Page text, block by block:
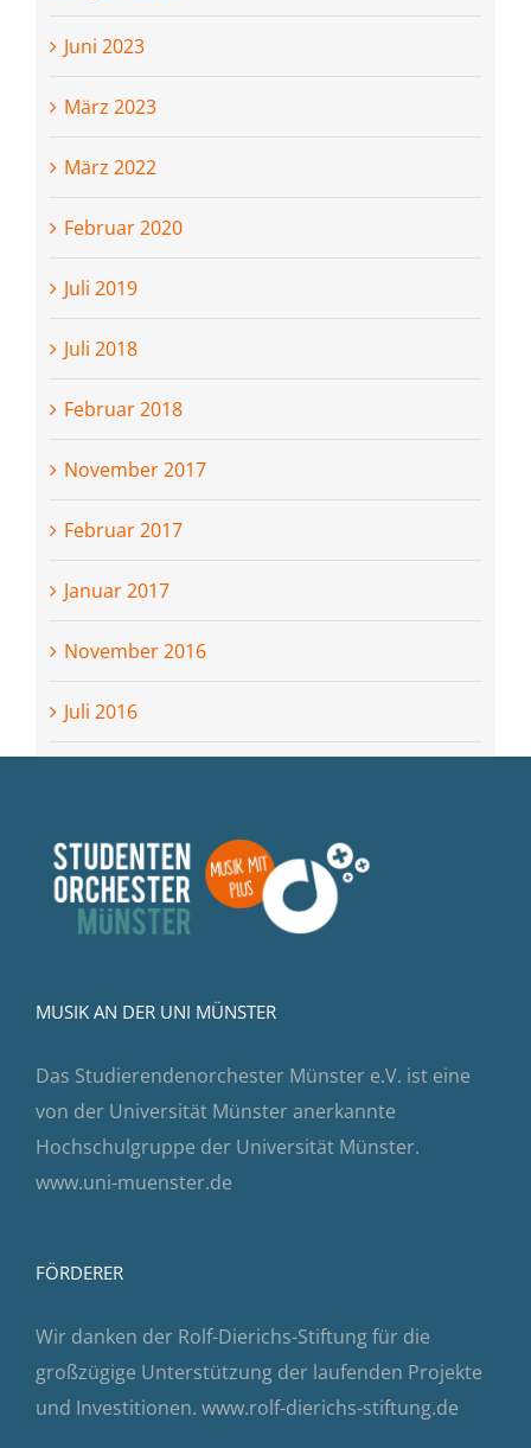
Juni 2023
März 2023
März 2022
Februar 2020
Juli 2019
Juli 2018
Februar 2018
November 2017
Februar 2017
Januar 2017
November 2016
Juli 2016
MUSIK AN DER UNI MÜNSTER
Das Studierendenorchester Münster e.V. ist eine
von der Universität Münster anerkannte
Hochschulgruppe der Universität Münster.
www.uni-muenster.de
FÖRDERER
Wir danken der Rolf-Dierichs-Stiftung für die
großzügige Unterstützung der laufenden Projekte
und Investitionen. www.rolf-dierichs-stiftung.de